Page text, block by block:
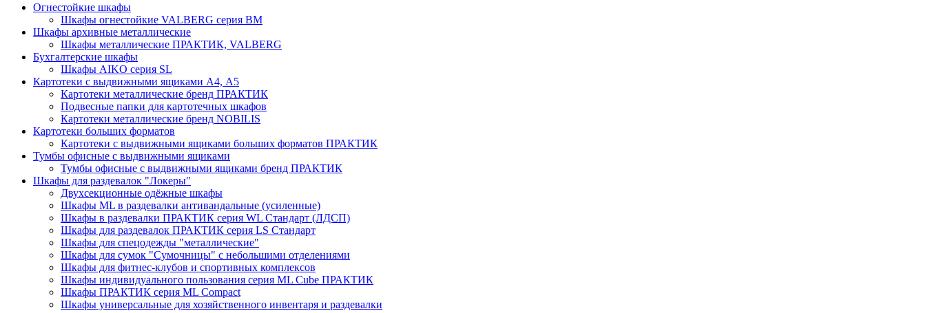
Огнестойкие шкафы
Шкафы огнестойкие VALBERG серия BM
Шкафы архивные металлические
Шкафы металлические ПРАКТИК, VALBERG
Бухгалтерские шкафы
Шкафы AIKO серия SL
Картотеки с выдвижными ящиками А4, А5
Картотеки металлические бренд ПРАКТИК
Подвесные папки для картотечных шкафов
Картотеки металлические бренд NOBILIS
Картотеки больших форматов
Картотеки с выдвижными ящиками больших форматов ПРАКТИК
Тумбы офисные с выдвижными ящиками
Тумбы офисные с выдвижными ящиками бренд ПРАКТИК
Шкафы для раздевалок "Локеры"
Двухсекционные одёжные шкафы
Шкафы ML в раздевалки антивандальные (усиленные)
Шкафы в раздевалки ПРАКТИК серия WL Стандарт (ЛДСП)
Шкафы для раздевалок ПРАКТИК серия LS Стандарт
Шкафы для спецодежды "металлические"
Шкафы для сумок "Сумочницы" с небольшими отделениями
Шкафы для фитнес-клубов и спортивных комплексов
Шкафы индивидуального пользования серия ML Cube ПРАКТИК
Шкафы ПРАКТИК серия ML Compact
Шкафы универсальные для хозяйственного инвентаря и раздевалки